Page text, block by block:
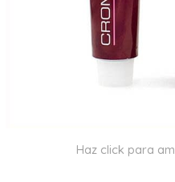
Haz click para